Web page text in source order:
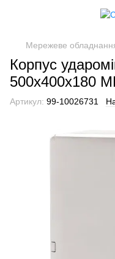
Мережеве
Корпус
500х400х180
Артикул: 99-10026731